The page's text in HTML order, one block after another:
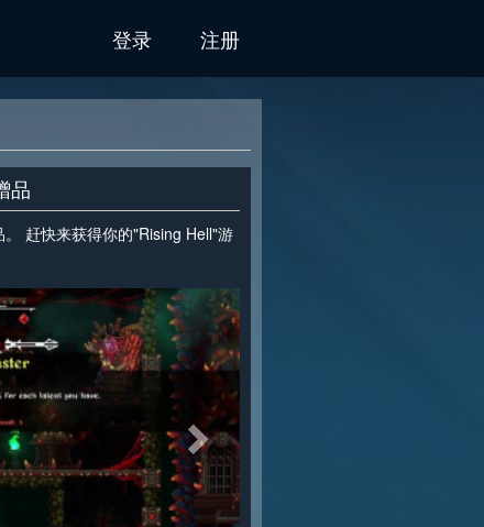
登录 注册
品
赶快来获得你的"Rising Hell"游
>